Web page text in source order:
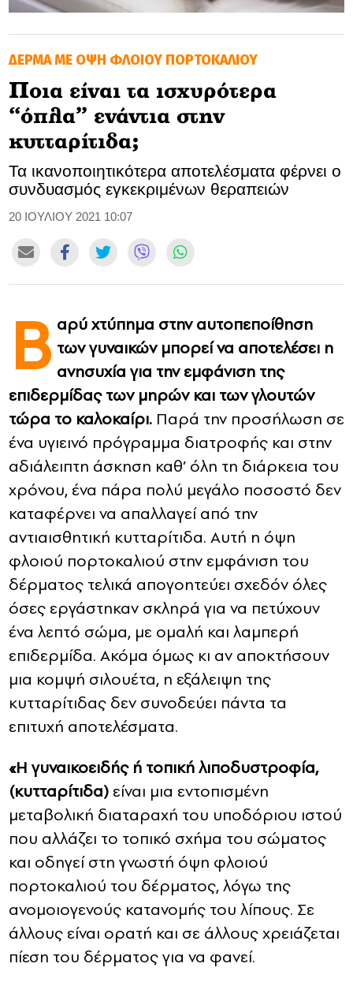
SOOZIE’S FRIENDS
CULTURE
TASTELAND
TECH
MEDIALAND
DIA Y NOCHE
CONTACT
ADVERTISE
ΔΕΡΜΑ ΜΕ ΟΨΗ ΦΛΟΙΟΥ ΠΟΡΤΟΚΑΛΙΟΥ
Ποια είναι τα ισχυρότερα
“όπλα” ενάντια στην
κυτταρίτιδα;
Τα ικανοποιητικότερα αποτελέσματα φέρνει ο
συνδυασμός εγκεκριμένων θεραπειών
20 ΙΟΥΛΙΟΥ 2021 10:07
Β αρύ χτύπημα στην αυτοπεποίθηση
των γυναικών μπορεί να αποτελέσει η
ανησυχία για την εμφάνιση της
επιδερμίδας των μηρών και των γλουτών
τώρα το καλοκαίρι. Παρά την προσήλωση σε
ένα υγιεινό πρόγραμμα διατροφής και στην
αδιάλειπτη άσκηση καθ’ όλη τη διάρκεια του
χρόνου, ένα πάρα πολύ μεγάλο ποσοστό δεν
καταφέρνει να απαλλαγεί από την
αντιαισθητική κυτταρίτιδα. Αυτή η όψη
φλοιού πορτοκαλιού στην εμφάνιση του
δέρματος τελικά απογοητεύει σχεδόν όλες
όσες εργάστηκαν σκληρά για να πετύχουν
ένα λεπτό σώμα, με ομαλή και λαμπερή
επιδερμίδα. Ακόμα όμως κι αν αποκτήσουν
μια κομψή σιλουέτα, η εξάλειψη της
κυτταρίτιδας δεν συνοδεύει πάντα τα
επιτυχή αποτελέσματα.
«Η γυναικοειδής ή τοπική λιποδυστροφία,
(κυτταρίτιδα) είναι μια εντοπισμένη
μεταβολική διαταραχή του υποδόριου ιστού
που αλλάζει το τοπικό σχήμα του σώματος
και οδηγεί στη γνωστή όψη φλοιού
πορτοκαλιού του δέρματος, λόγω της
ανομοιογενούς κατανομής του λίπους. Σε
άλλους είναι ορατή και σε άλλους χρειάζεται
πίεση του δέρματος για να φανεί.